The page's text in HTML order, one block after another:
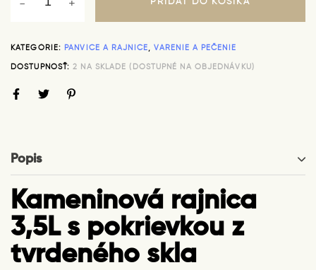
PRIDAŤ DO KOŠÍKA
KATEGÓRIE: PANVICE A RAJNICE,VARENIE A PEČENIE
DOSTUPNOSŤ:2 NA SKLADE (DOSTUPNÉ NA OBJEDNÁVKU)
Popis
Kameninová rajnica
3,5L s pokrievkou z
tvrdeného skla